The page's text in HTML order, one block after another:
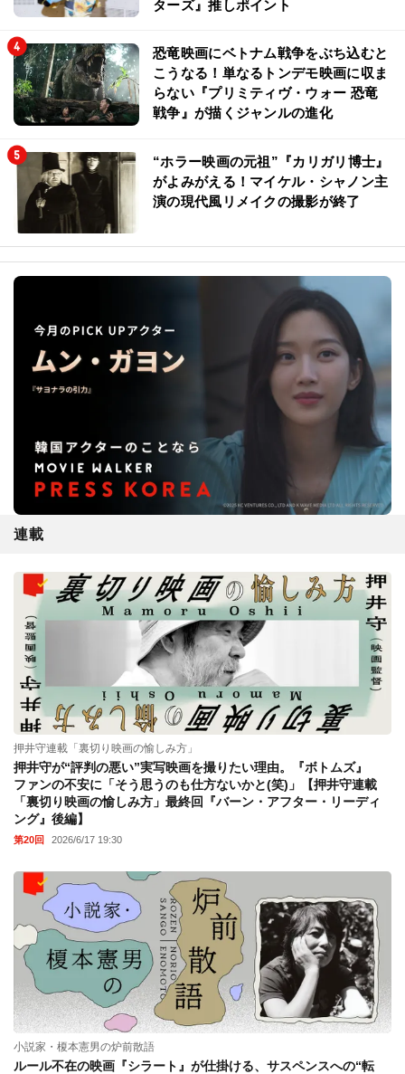
ターズ』推しポイント
恐竜映画にベトナム戦争をぶち込むと
こうなる！単なるトンデモ映画に収ま
らない『プリミティヴ・ウォー 恐竜
戦争』が描くジャンルの進化
“ホラー映画の元祖”『カリガリ博士』
がよみがえる！マイケル・シャノン主
演の現代風リメイクの撮影が終了
連載
押井守連載「裏切り映画の愉しみ方」
押井守が“評判の悪い”実写映画を撮りたい理由。『ボトムズ』
ファンの不安に「そう思うのも仕方ないかと(笑)」【押井守連載
「裏切り映画の愉しみ方」最終回『バーン・アフター・リーディ
ング』後編】
第20回 2026/6/17 19:30
小説家・榎本憲男の炉前散語
ルール不在の映画『シラート』が仕掛ける、サスペンスへの“転